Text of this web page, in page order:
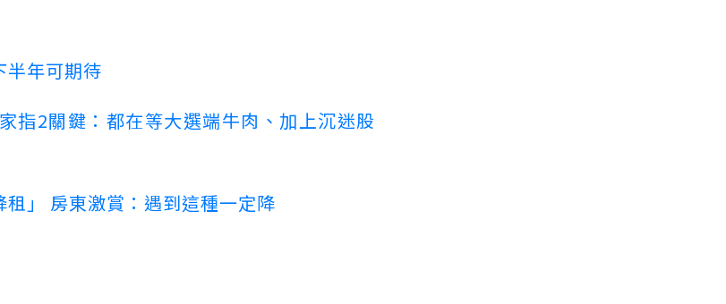
半年可期待
指2關鍵：都在等大選端牛肉、加上沉迷股
」 房東激賞：遇到這種一定降